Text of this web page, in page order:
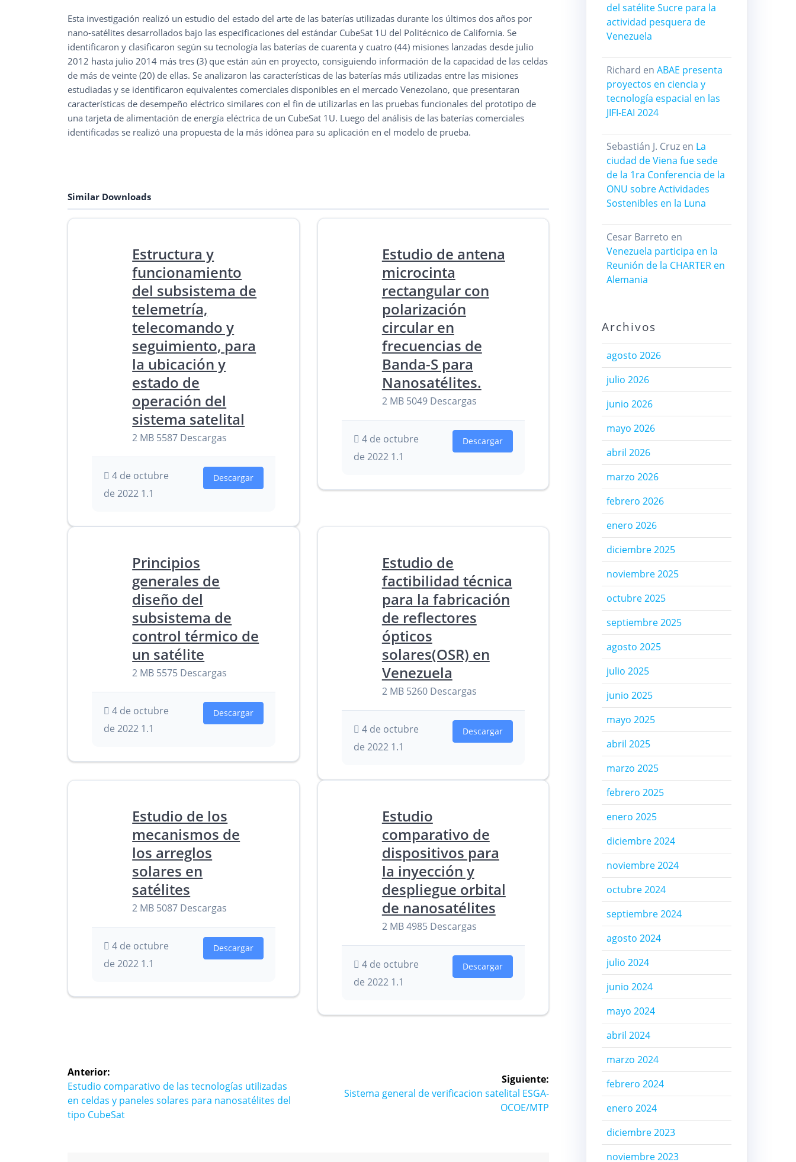
Esta investigación realizó un estudio del estado del arte de las baterías utilizadas durante los últimos dos años por
nano-satélites desarrollados bajo las especificaciones del estándar CubeSat 1U del Politécnico de California. Se
identificaron y clasificaron según su tecnología las baterías de cuarenta y cuatro (44) misiones lanzadas desde julio
2012 hasta julio 2014 más tres (3) que están aún en proyecto, consiguiendo información de la capacidad de las celdas
de más de veinte (20) de ellas. Se analizaron las características de las baterías más utilizadas entre las misiones
estudiadas y se identificaron equivalentes comerciales disponibles en el mercado Venezolano, que presentaran
características de desempeño eléctrico similares con el fin de utilizarlas en las pruebas funcionales del prototipo de
una tarjeta de alimentación de energía eléctrica de un CubeSat 1U. Luego del análisis de las baterías comerciales
identificadas se realizó una propuesta de la más idónea para su aplicación en el modelo de prueba.
Similar Downloads
Estructura y
funcionamiento
del subsistema de
telemetría,
telecomando y
seguimiento, para
la ubicación y
estado de
operación del
sistema satelital
2 MB 5587 Descargas
4 de octubre
de 2022 1.1
Descargar
Estudio de antena
microcinta
rectangular con
polarización
circular en
frecuencias de
Banda-S para
Nanosatélites.
2 MB 5049 Descargas
4 de octubre
de 2022 1.1
Descargar
Principios
generales de
diseño del
subsistema de
control térmico de
un satélite
2 MB 5575 Descargas
4 de octubre
de 2022 1.1
Descargar
Estudio de
factibilidad técnica
para la fabricación
de reflectores
ópticos
solares(OSR) en
Venezuela
2 MB 5260 Descargas
4 de octubre
de 2022 1.1
Descargar
Estudio de los
mecanismos de
los arreglos
solares en
satélites
2 MB 5087 Descargas
4 de octubre
de 2022 1.1
Descargar
Estudio
comparativo de
dispositivos para
la inyección y
despliegue orbital
de nanosatélites
2 MB4985 Descargas
4 de octubre
de 2022 1.1
Descargar
Navegación
de
entradas
Anterior:
Entrada
anterior:
Estudio comparativo de las tecnologías utilizadas
en celdas y paneles solares para nanosatélites del
tipo CubeSat
Siguiente:
Siguiente
Sistema general de verificacion satelital ESGA-
OCOE/MTP
del satélite Sucre para la
actividad pesquera de
Venezuela
Richard en ABAE presenta
proyectos en ciencia y
tecnología espacial en las
JIFI-EAI 2024
Sebastián J. Cruzen La
ciudad de Viena fue sede
de la 1ra Conferencia de la
ONU sobre Actividades
Sostenibles en la Luna
Cesar Barreto en
Venezuela participa en la
Reunión de la CHARTER en
Alemania
Archivos
agosto 2026
julio 2026
junio 2026
mayo 2026
abril 2026
marzo 2026
febrero 2026
enero 2026
diciembre 2025
noviembre 2025
octubre 2025
septiembre 2025
agosto 2025
julio 2025
junio 2025
mayo 2025
abril 2025
marzo 2025
febrero 2025
enero 2025
diciembre 2024
noviembre 2024
octubre 2024
septiembre 2024
agosto 2024
julio 2024
junio 2024
mayo 2024
abril 2024
marzo 2024
febrero 2024
enero 2024
diciembre 2023
noviembre 2023